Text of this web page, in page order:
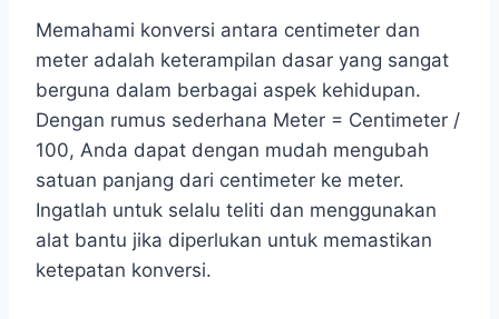
Memahami konversi antara centimeter dan
meter adalah keterampilan dasar yang sangat
berguna dalam berbagai aspek kehidupan.
Dengan rumus sederhana Meter = Centimeter /
100, Anda dapat dengan mudah mengubah
satuan panjang dari centimeter ke meter.
Ingatlah untuk selalu teliti dan menggunakan
alat bantu jika diperlukan untuk memastikan
ketepatan konversi.